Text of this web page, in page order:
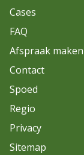
Cases
FAQ
Afspraak maken
Contact
Spoed
Regio
Privacy
Sitemap